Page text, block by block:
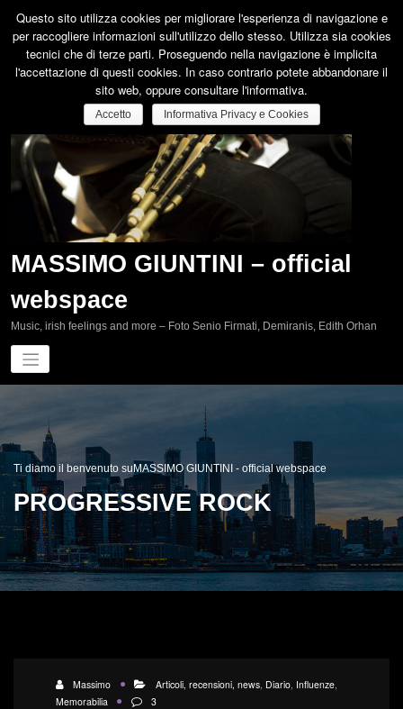
contenuto
MASSIMO GIUNTINI – official
webspace
Music, irish feelings and more – Foto Senio Firmati, Demiranis, Edith Orhan
Ti diamo il benvenuto suMASSIMO GIUNTINI - official webspace
PROGRESSIVE ROCK
Massimo Articoli, recensioni, news, Diario, Influenze,
Memorabilia
3
Questo sito utilizza cookies per migliorare l'esperienza di navigazione e
per raccogliere informazioni sull'utilizzo dello stesso. Utilizza sia cookies
tecnici che di terze parti. Proseguendo nella navigazione è implicita
l'accettazione di questi cookies. In caso contrario potete abbandonare il
sito web, oppure consultare l'informativa.
Accetto Informativa Privacy e Cookies